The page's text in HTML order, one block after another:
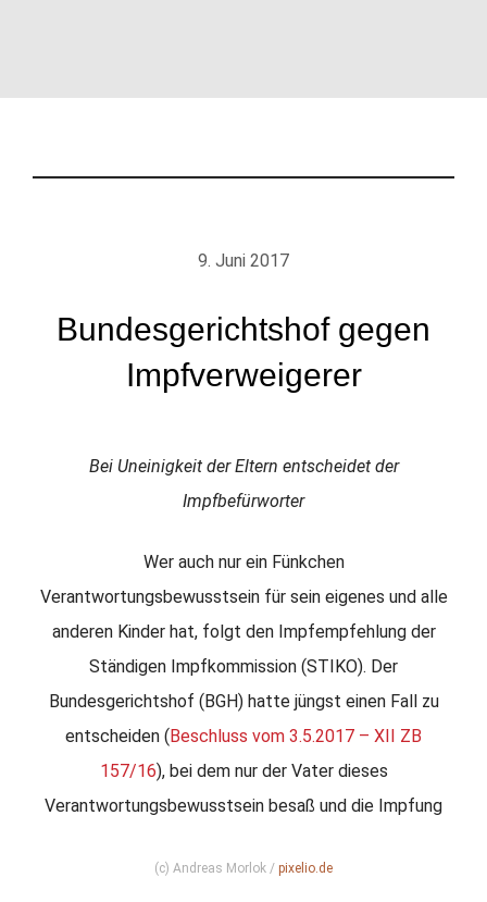
Bundesgerichtshof gegen
Impfverweigerer
9. Juni 2017
Bei Uneinigkeit der Eltern entscheidet der
Impfbefürworter
Wer auch nur ein Fünkchen
Verantwortungsbewusstsein für sein eigenes und alle
anderen Kinder hat, folgt den Impfempfehlung der
Ständigen Impfkommission (STIKO). Der
Bundesgerichtshof (BGH) hatte jüngst einen Fall zu
entscheiden (Beschluss vom 3.5.2017 – XII ZB
157/16), bei dem nur der Vater dieses
Verantwortungsbewusstsein besaß und die Impfung
(c) Andreas Morlok / pixelio.de